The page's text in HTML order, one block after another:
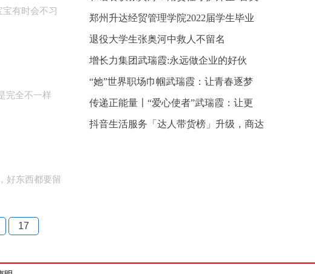
有时会不习
完全不一样
好东西都要留
17
郑州升达经贸管理学院2022届学生毕业
退役大学生张奥河中救人不留名
增长力集团武瑞霞:永远做企业的好伙
“她”世界职场巾帼武瑞霞：让青春逐梦
传递正能量〡“爱心使者”武瑞霞：让更
抖音生活服务「达人带货榜」升级，商达